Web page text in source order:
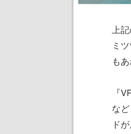
上
ミ
も
『
な
ド